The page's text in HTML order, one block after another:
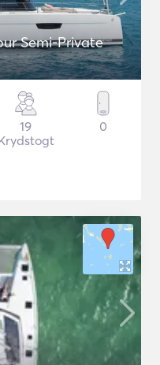
19
0